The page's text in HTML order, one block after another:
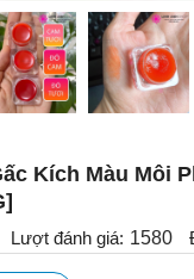
Kích Màu Môi
Lượt đánh giá: 1580